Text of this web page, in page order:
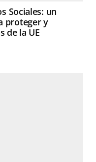
Sociales: un
proteger y
de la UE